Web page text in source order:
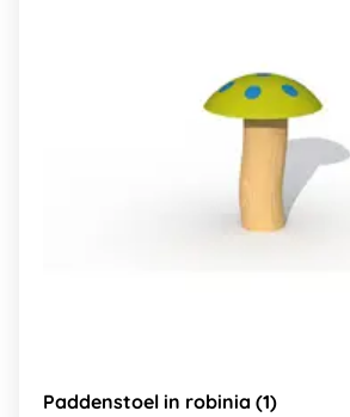
Paddenstoel in robinia (1)